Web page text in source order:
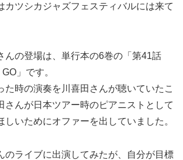
カツシカジャズフェスティバルには来て
んの登場は、単行本の6巻の「第41話
」です。
た時の演奏を川喜田さんが聴いていたこ
さんが日本ツアー時のピアニストとして
しいためにオファーを出していました。
のライブに出演してみたが、自分が目標